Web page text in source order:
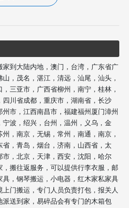
到大陆内地，澳门，台湾，广东省广
，茂名，湛江，清远，汕尾，汕头，
三亚市，广西省柳州，南宁，桂林，
川省成都，重庆市，湖南省，长沙
市，江西南昌市，福建福州厦门漳州
波，绍兴，台州，温州，义乌，金
，南京，无锡，常州，南通，南京，
，青岛，烟台，济南，山西省，太
市，北京，天津，西安，沈阳，哈尔
搬往返服务，可以提供行李衣服，邮
，钢琴搬运，小电器，红木家私家具
门搬运，专门人员负责打包，报关人
派送到家，易碎品会有专门的木箱包